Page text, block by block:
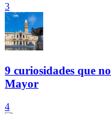
3
9 curiosidades que
Mayor
4